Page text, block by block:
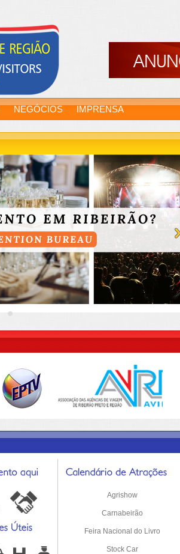
NEGÓCIOS IMPRENSA
Agrishow
Carnabeirão
Feira Nacional do Livro
Stock Car